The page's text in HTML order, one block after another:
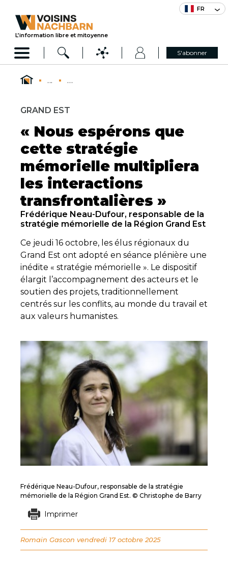
FR
L’information libre et mitoyenne
S'abonner
... ...
GRAND EST
« Nous espérons que
cette stratégie
mémorielle multipliera
les interactions
transfrontalières »
Frédérique Neau-Dufour, responsable de la
stratégie mémorielle de la Région Grand Est
Ce jeudi 16 octobre, les élus régionaux du
Grand Est ont adopté en séance plénière une
inédite « stratégie mémorielle ». Le dispositif
élargit l’accompagnement des acteurs et le
soutien des projets, traditionnellement
centrés sur les conflits, au monde du travail et
aux valeurs humanistes.
Frédérique Neau-Dufour, responsable de la stratégie
mémorielle de la Région Grand Est. © Christophe de Barry
Imprimer
Romain Gascon vendredi 17 octobre 2025